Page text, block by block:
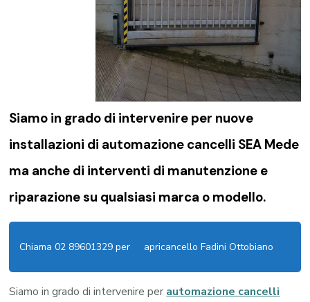
Siamo in grado di intervenire per nuove
installazioni di automazione cancelli SEA Mede
ma anche di interventi di manutenzione e
riparazione su qualsiasi marca o modello.
Chiama 02 89601329 per apricancello Fadini Ottobiano
Siamo in grado di intervenire per automazione cancelli